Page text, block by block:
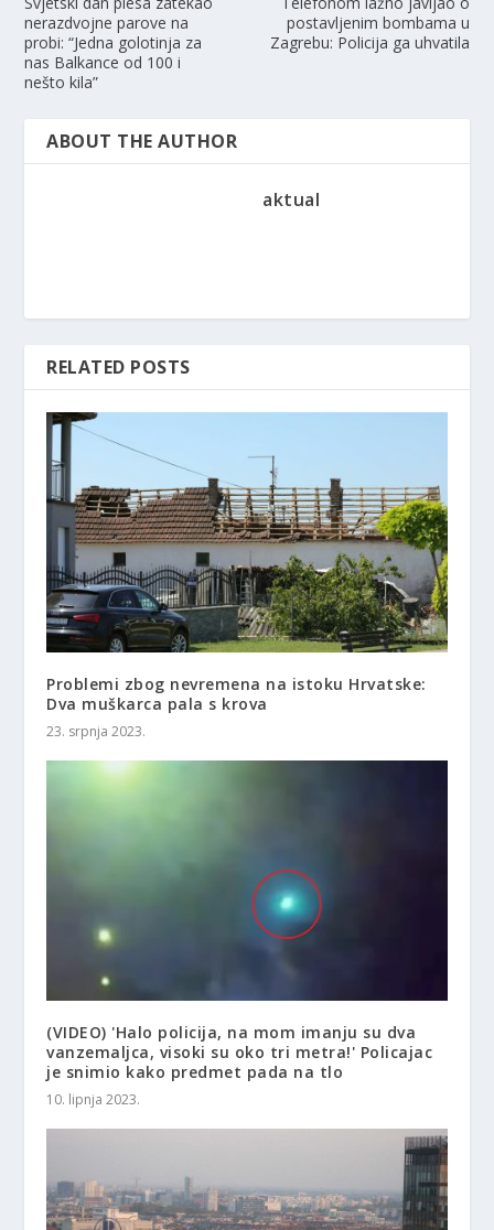
nerazdvojne parove na
probi: “Jedna golotinja za
nas Balkance od 100 i
nešto kila”
postavljenim bombama u
Zagrebu: Policija ga uhvatila
ABOUT THE AUTHOR
aktual
RELATED POSTS
Problemi zbog nevremena na istoku Hrvatske:
Dva muškarca pala s krova
23. srpnja 2023.
(VIDEO) 'Halo policija, na mom imanju su dva
vanzemaljca, visoki su oko tri metra!' Policajac
je snimio kako predmet pada na tlo
10. lipnja 2023.